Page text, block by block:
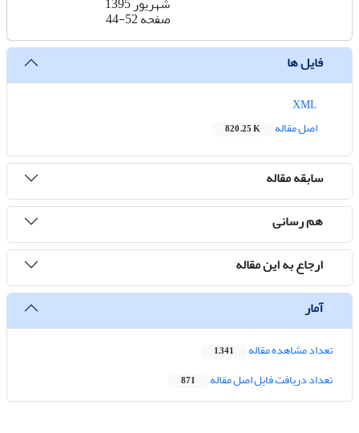
صفحه44-52
فایل ها
اصل مقاله
820.25 K
سابقه مقاله
هم رسانی
ارجاع به این مقاله
آمار
تعداد مشاهده مقاله 1,341
تعداد دریافت فایل اصل مقاله 871